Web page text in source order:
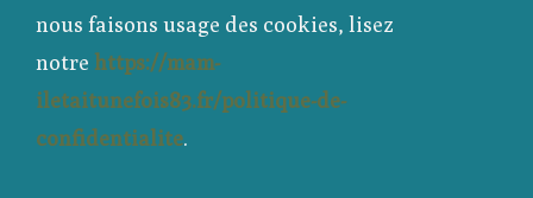
nous faisons usage des cookies, lisez
notre https://mam-
iletaitunefois83.fr/politique-de-
confidentialite.